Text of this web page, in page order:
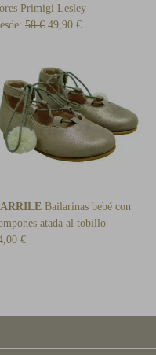
Primigi Lesley
58 € 49,90 €
Bailarinas bebé con
atada al tobillo
€